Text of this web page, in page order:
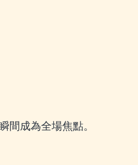
成為全場焦點。